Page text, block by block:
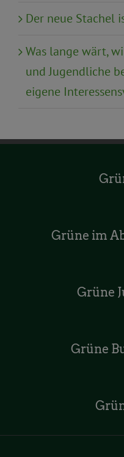
Der neue Stachel
Was lange wärt,
und Jugendliche
eigene
Grüne im
Grüne
Grüne